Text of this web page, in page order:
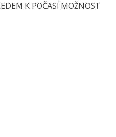
K POČASÍ MOŽNOST